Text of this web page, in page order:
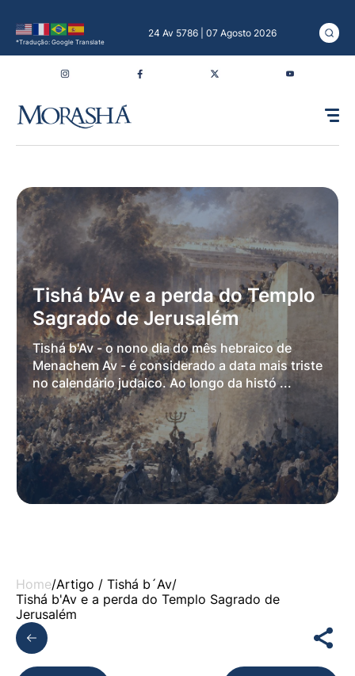
*Tradução: Google Translate
24 Av 5786 | 07 Agosto 2026
Tishá b’Av e a perda do Templo
Sagrado de Jerusalém
Tishá b'Av - o nono dia do mês hebraico de
Menachem Av - é considerado a data mais triste
no calendário judaico. Ao longo da histó ...
Home/Artigo / Tishá b´Av/
Tishá b'Av e a perda do Templo Sagrado de
Jerusalém